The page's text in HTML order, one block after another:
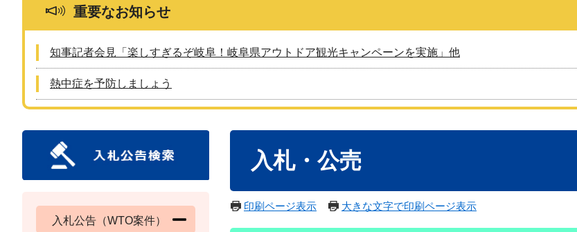
重要なお知らせ
知事記者会見「楽しすぎるぞ岐阜！岐阜県アウトドア観光キャンペーンを実施」他
熱中症を予防しましょう
入札・公売
印刷ページ表示 大きな文字で印刷ページ表示
入札公告（WTO案件）